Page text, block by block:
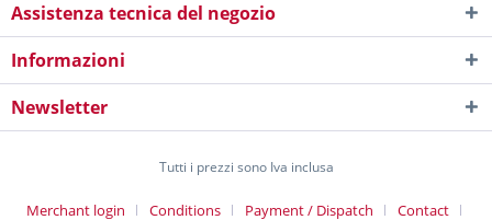
Assistenza tecnica del negozio
Informazioni
Newsletter
Tutti i prezzi sono Iva inclusa
Merchant login Conditions Payment / Dispatch
Contact